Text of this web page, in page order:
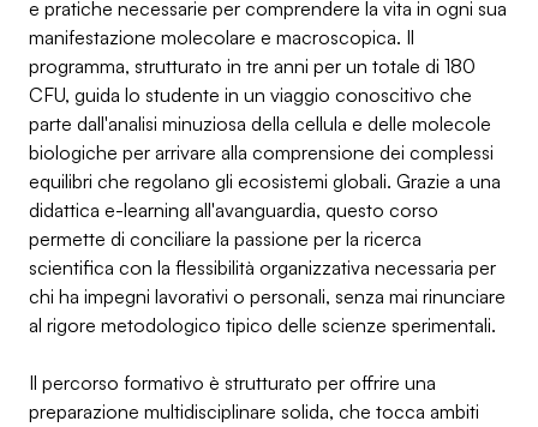
e pratiche necessarie per comprendere la vita in ogni sua
manifestazione molecolare e macroscopica. Il
programma, strutturato in tre anni per un totale di 180
CFU, guida lo studente in un viaggio conoscitivo che
parte dall'analisi minuziosa della cellula e delle molecole
biologiche per arrivare alla comprensione dei complessi
equilibri che regolano gli ecosistemi globali. Grazie a una
didattica e-learning all'avanguardia, questo corso
permette di conciliare la passione per la ricerca
scientifica con la flessibilità organizzativa necessaria per
chi ha impegni lavorativi o personali, senza mai rinunciare
al rigore metodologico tipico delle scienze sperimentali.
Il percorso formativo è strutturato per offrire una
preparazione multidisciplinare solida, che tocca ambiti